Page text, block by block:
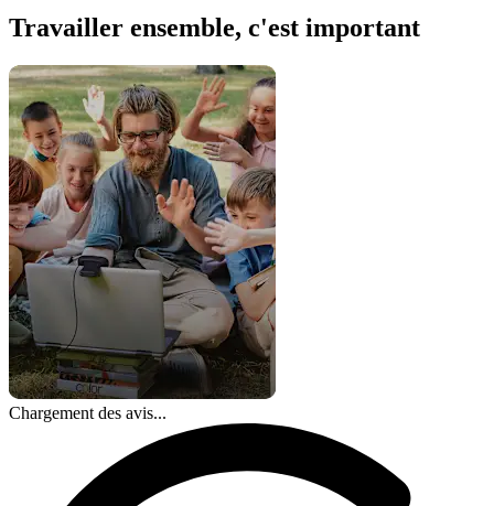
Travailler ensemble, c'est important
Chargement des avis...